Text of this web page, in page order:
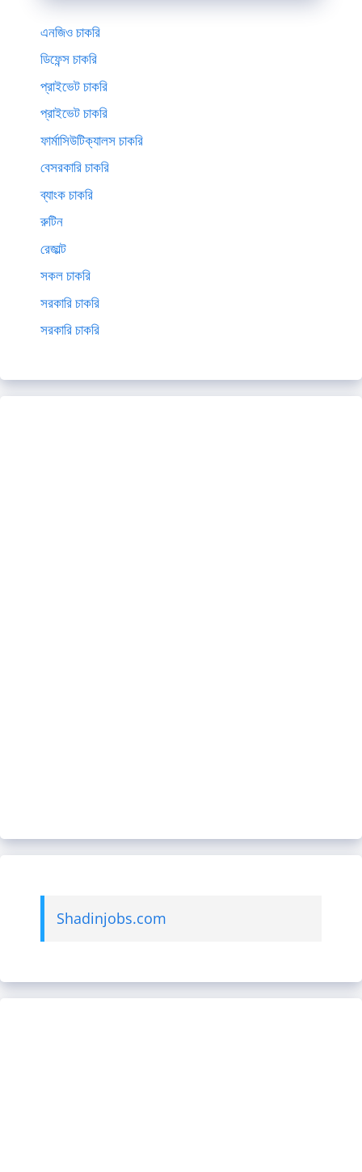
এনজিও চাকরি
ডিফেন্স চাকরি
প্রাইভেট চাকরি
প্রাইভেট চাকরি
ফার্মাসিউটিক্যালস চাকরি
বেসরকারি চাকরি
ব্যাংক চাকরি
রুটিন
রেজাল্ট
সকল চাকরি
সরকারি চাকরি
সরকারি চাকরি
Shadinjobs.com